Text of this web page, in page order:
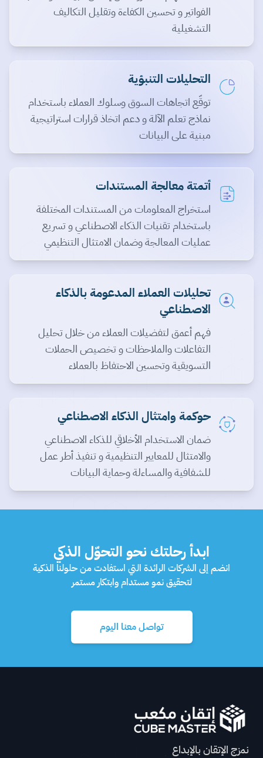
الفواتير و تحسين الكفاءة وتقليل التكاليف
التشغيلية
التحليلات التنبؤية
توقّع اتجاهات السوق وسلوك العملاء باستخدام
نماذج تعلم الآلة و دعم اتخاذ قرارات استراتيجية
مبنية على البيانات
أتمتة معالجة المستندات
استخراج المعلومات من المستندات المختلفة
باستخدام تقنيات الذكاء الاصطناعي و تسريع
عمليات المعالجة وضمان الامتثال التنظيمي
تحليلات العملاء المدعومة بالذكاء
الاصطناعي
فهم أعمق لتفضيلات العملاء من خلال تحليل
التفاعلات والملاحظات و تخصيص الحملات
التسويقية وتحسين الاحتفاظ بالعملاء
حوكمة وامتثال الذكاء الاصطناعي
ضمان الاستخدام الأخلاقي للذكاء الاصطناعي
والامتثال للمعايير التنظيمية و تنفيذ أطر عمل
للشفافية والمساءلة وحماية البيانات
ابدأ رحلتك نحو التحوّل الذكي
انضم إلى الشركات الرائدة التي استفادت من حلولنا الذكية
لتحقيق نمو مستدام وابتكار مستمر
تواصل معنا اليوم
نمزج الإتقان بالإبداع